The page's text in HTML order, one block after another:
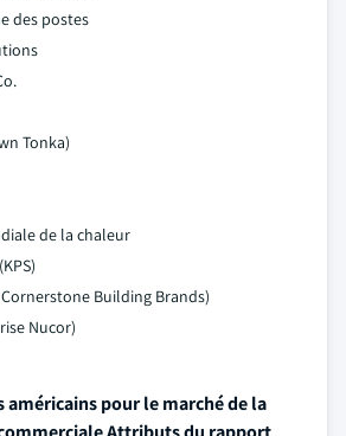
des postes
Tonka)
de la chaleur
Building Brands)
Nucor)
américains pour le marché de la